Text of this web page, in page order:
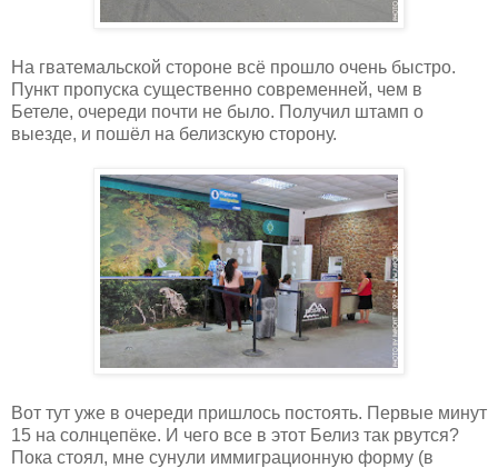
На гватемальской стороне всё прошло очень быстро.
Пункт пропуска существенно современней, чем в
Бетеле, очереди почти не было. Получил штамп о
выезде, и пошёл на белизскую сторону.
Вот тут уже в очереди пришлось постоять. Первые минут
15 на солнцепёке. И чего все в этот Белиз так рвутся?
Пока стоял, мне сунули иммиграционную форму (в